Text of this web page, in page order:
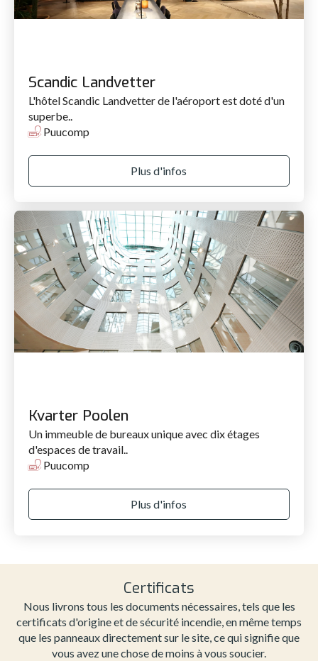
Scandic Landvetter
L'hôtel Scandic Landvetter de l'aéroport est doté d'un
superbe..
Puucomp
Plus d'infos
Kvarter Poolen
Un immeuble de bureaux unique avec dix étages
d'espaces de travail..
Puucomp
Plus d'infos
Certificats
Nous livrons tous les documents nécessaires, tels que les
certificats d'origine et de sécurité incendie, en même temps
que les panneaux directement sur le site, ce qui signifie que
vous avez une chose de moins à vous soucier.